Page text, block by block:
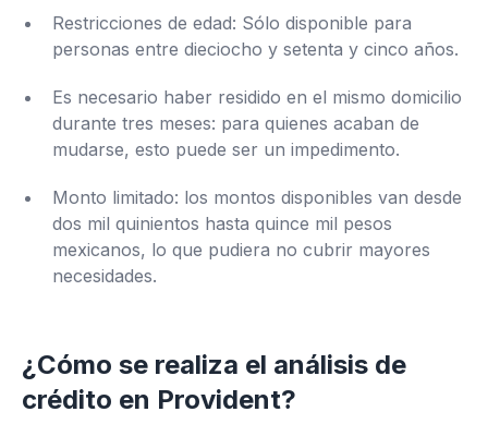
Restricciones de edad: Sólo disponible para
personas entre dieciocho y setenta y cinco años.
Es necesario haber residido en el mismo domicilio
durante tres meses: para quienes acaban de
mudarse, esto puede ser un impedimento.
Monto limitado: los montos disponibles van desde
dos mil quinientos hasta quince mil pesos
mexicanos, lo que pudiera no cubrir mayores
necesidades.
¿Cómo se realiza el análisis de
crédito en Provident?